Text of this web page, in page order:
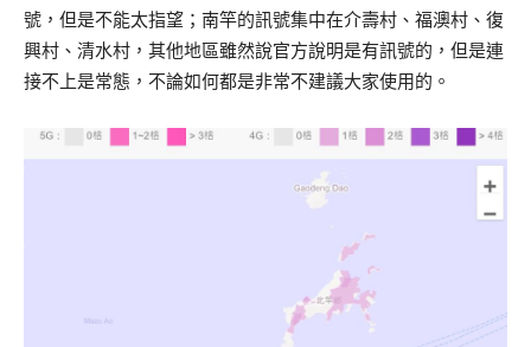
號，但是不能太指望；南竿的訊號集中在介壽村、福澳村、復
興村、清水村，其他地區雖然說官方說明是有訊號的，但是連
接不上是常態，不論如何都是非常不建議大家使用的。